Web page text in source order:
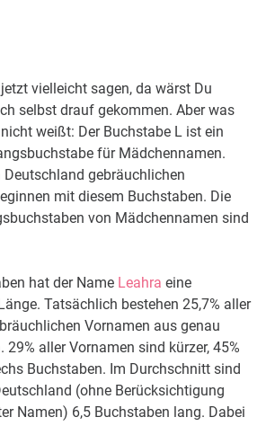
vielleicht sagen, da wärst Du
selbst drauf gekommen. Aber was
weißt: Der Buchstabe L ist ein
für Mädchennamen.
Deutschland gebräuchlichen
mit diesem Buchstaben. Die
von Mädchennamen sind
hat der Name Leahra eine
Tatsächlich bestehen 25,7% aller
Vornamen aus genau
29% aller Vornamen sind kürzer, 45%
Buchstaben. Im Durchschnitt sind
(ohne Berücksichtigung
Namen) 6,5 Buchstaben lang. Dabei